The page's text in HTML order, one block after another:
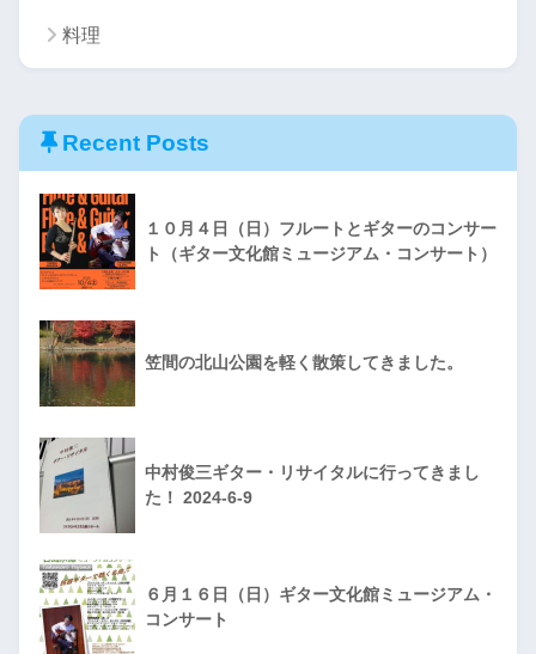
料理
Recent Posts
１０月４日（日）フルートとギターのコンサー
ト（ギター文化館ミュージアム・コンサート）
笠間の北山公園を軽く散策してきました。
中村俊三ギター・リサイタルに行ってきまし
た！ 2024-6-9
６月１６日（日）ギター文化館ミュージアム・
コンサート